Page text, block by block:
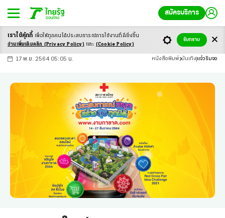
สมัครบริการ
-ก ก ก+
17 พ.ย. 2564 05:05 น. หนังสือพิมพ์ บันเทิง แจ๋วริมจอ
เราใช้คุ้กกี้ เพื่อให้ทุกคนได้ประสบการณ์การใช้งานที่ดียิ่งขึ้น
อ่านเพิ่มเติมคลิก (Privacy Policy) และ (Cookie Policy)
รับทราบ